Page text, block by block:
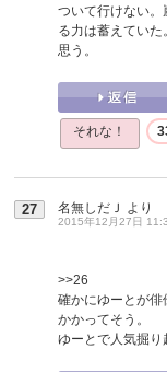
ついて行けない
る力は蓄えてい
思う。
それな！
27 名無しだＪ より
2015年12月27日
>>26
確かにゆーとが
かかってそう。
ゆーとで人気掘